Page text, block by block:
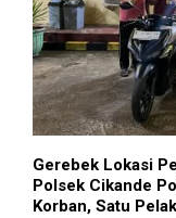
Gerebek Lokasi
Polsek Cikande
Korban, Satu